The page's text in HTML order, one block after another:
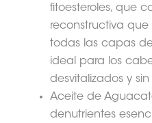
fitoesteroles, que
reconstructiva
todas las capas
ideal para los
desvitalizados y sin
Aceite de
denutrientes